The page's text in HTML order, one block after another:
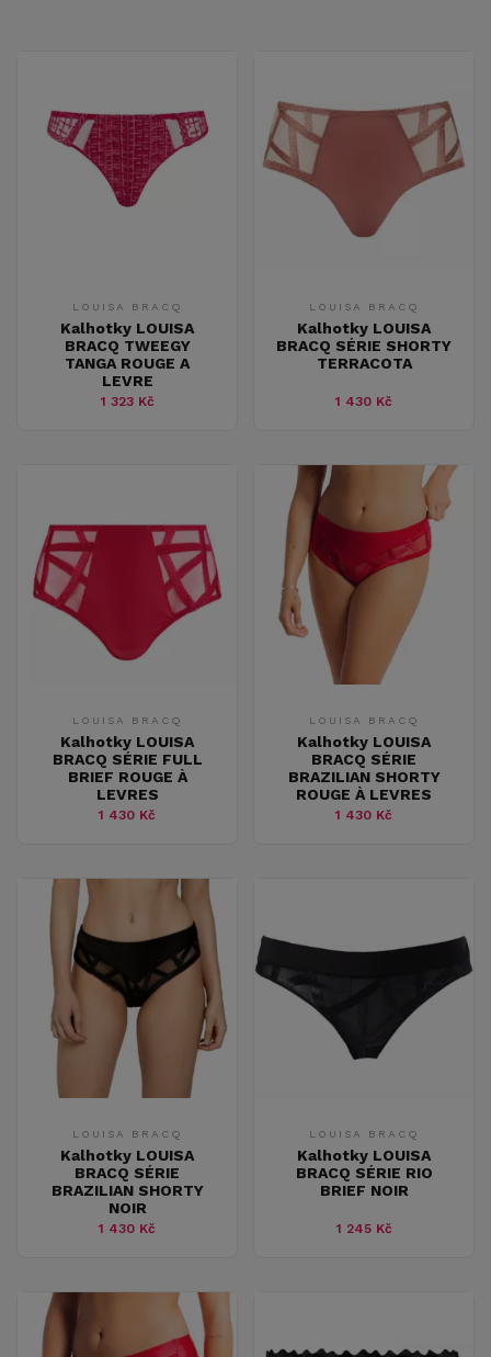
LOUISA BRACQ
Kalhotky LOUISA
BRACQ TWEEGY
TANGA ROUGE A
LEVRE
1 323 Kč
LOUISA BRACQ
Kalhotky LOUISA
BRACQ SÉRIE SHORTY
TERRACOTA
1 430 Kč
LOUISA BRACQ
Kalhotky LOUISA
BRACQ SÉRIE FULL
BRIEF ROUGE À
LEVRES
1 430 Kč
LOUISA BRACQ
Kalhotky LOUISA
BRACQ SÉRIE
BRAZILIAN SHORTY
ROUGE À LEVRES
1 430 Kč
LOUISA BRACQ
Kalhotky LOUISA
BRACQ SÉRIE
BRAZILIAN SHORTY
NOIR
1 430 Kč
LOUISA BRACQ
Kalhotky LOUISA
BRACQ SÉRIE RIO
BRIEF NOIR
1 245 Kč